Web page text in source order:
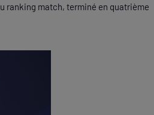
ranking match, terminé en quatrième